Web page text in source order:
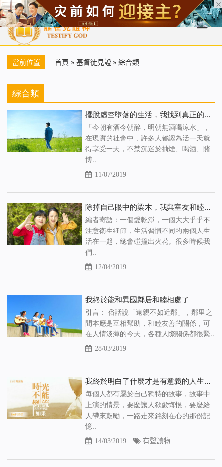
首頁 每日靈糧 天國福音 基督徒見證 信仰解答 聖經
當前位置 首頁 » 基督徒見證 » 綜合類
綜合類
擺脫虛空墮落的生活，我找到真正的人生
「今朝有酒今朝醉，明朝無酒喝涼水」，
在現實的社會中，許多人都認為活一天就
得享受一天，不禁沉迷於抽煙、喝酒、賭
博..
11/07/2019
除掉自己眼中的梁木，我與室友和睦相處了
編者寄語：一個愛乾淨，一個大大乎乎不
注意衛生細節，生活習慣不同的兩個人生
活在一起，總會碰撞出火花。很多時候我
們..
12/04/2019
我終於能和異國鄰居和睦相處了
引言： 俗話說「遠親不如近鄰」，鄰里之
間本應是互相幫助，和睦友善的關係，可
在人情淡薄的今天，各種人際關係都很緊..
28/03/2019
我終於明白了什麼才是有意義的人生（有聲讀物）
每個人都有屬於自己獨特的故事，故事中
上演的情景，要麼讓人欷歔悔恨，要麼給
人帶來鼓勵，一路走來銘刻在心的那份記
憶..
14/03/2019 有聲讀物